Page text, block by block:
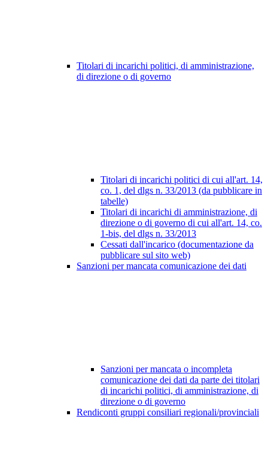
Titolari di incarichi politici, di amministrazione,
di direzione o di governo
Titolari di incarichi politici di cui all'art. 14,
co. 1, del dlgs n. 33/2013 (da pubblicare in
tabelle)
Titolari di incarichi di amministrazione, di
direzione o di governo di cui all'art. 14, co.
1-bis, del dlgs n. 33/2013
Cessati dall'incarico (documentazione da
pubblicare sul sito web)
Sanzioni per mancata comunicazione dei dati
Sanzioni per mancata o incompleta
comunicazione dei dati da parte dei titolari
di incarichi politici, di amministrazione, di
direzione o di governo
Rendiconti gruppi consiliari regionali/provinciali